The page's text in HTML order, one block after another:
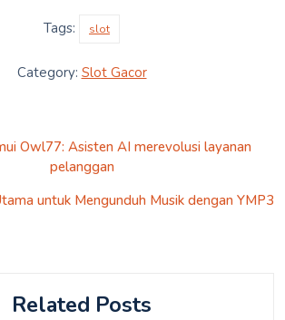
Tags: slot
Category: Slot Gacor
Owl77: Asisten AI merevolusi layanan
pelanggan
untuk Mengunduh Musik dengan YMP3
Related Posts